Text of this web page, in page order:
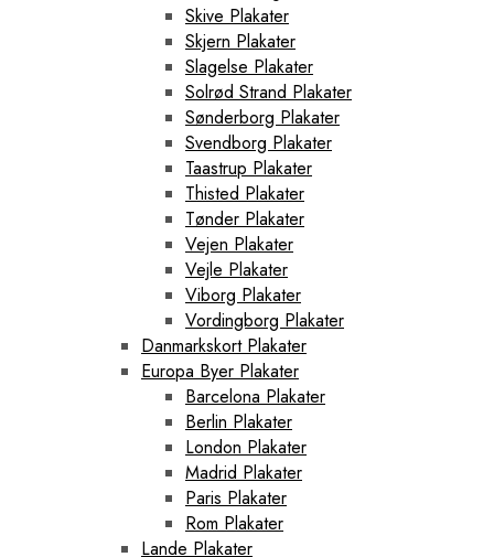
Skive Plakater
Skjern Plakater
Slagelse Plakater
Solrød Strand Plakater
Sønderborg Plakater
Svendborg Plakater
Taastrup Plakater
Thisted Plakater
Tønder Plakater
Vejen Plakater
Vejle Plakater
Viborg Plakater
Vordingborg Plakater
Danmarkskort Plakater
Europa Byer Plakater
Barcelona Plakater
Berlin Plakater
London Plakater
Madrid Plakater
Paris Plakater
Rom Plakater
Lande Plakater